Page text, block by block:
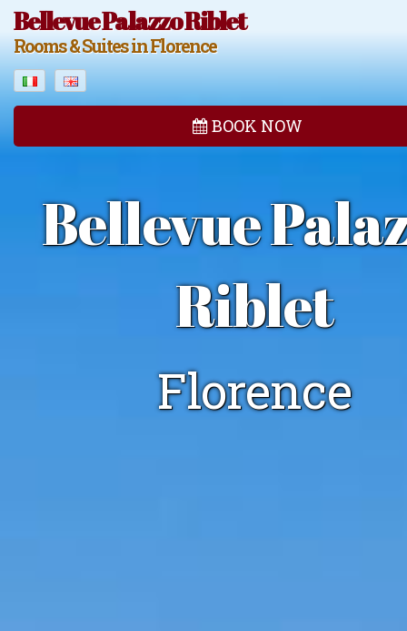
Bellevue Palazzo Riblet
Rooms & Suites in Florence
BOOK NOW
Bellevue
Riblet
Florence